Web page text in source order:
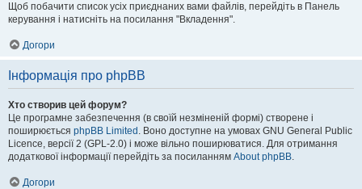
Щоб побачити список усіх приєднаних вами файлів, перейдіть в Панель
керування і натисніть на посилання "Вкладення".
Догори
Інформація про phpBB
Хто створив цей форум?
Це програмне забезпечення (в своїй незміненій формі) створене і
поширюється phpBB Limited . Воно доступне на умовах GNU General Public
Licence, версії 2 (GPL-2.0) і може вільно поширюватися. Для отримання
додаткової інформації перейдіть за посиланням About phpBB.
Догори